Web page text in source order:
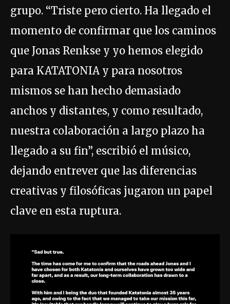
grupo. “Triste pero cierto. Ha llegado el
momento de confirmar que los caminos
que Jonas Renkse y yo hemos elegido
para KATATONIA y para nosotros
mismos se han hecho demasiado
anchos y distantes, y como resultado,
nuestra colaboración a largo plazo ha
llegado a su fin”, escribió el músico,
dejando entrever que las diferencias
creativas y filosóficas jugaron un papel
clave en esta ruptura.